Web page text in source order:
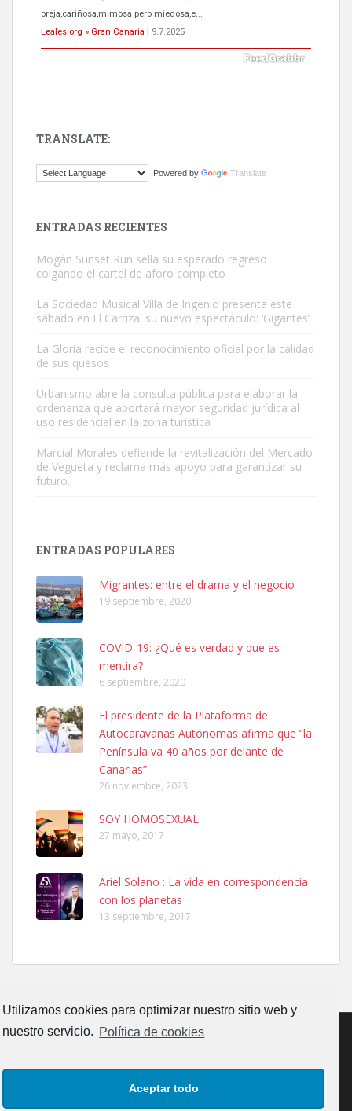
Utilizamos cookies para optimizar nuestro sitio web y
nuestro servicio. Política de cookies
Aceptar todo
próximos días, ella incluida...
Leales.org » Gran Canaria
9.7.2025
Este gato macho ha aparecido en la calle hace menos de un mes,
Busco adopción responsable para mi perra. Pastor alemán,
Leales.org » Gran Canaria | 6.7.2025
Leales.org » Gran Canaria
Ninfa perdida
El día 5 se los perdió una ninfa papillera, asustada tiene miedo a la
calle, se perdió por la zon...
Leales.org » Gran Canaria
6.7.2025
Adopcion
Busco casa de acogida para mi perrita ya que por temas de trabajo
no la puedo tener. Solo gente r...
Gata joven encontrada
Gata joven encontrada en zona calle San Bernardo de Las Palmas
TRANSLATE:
Powered by Translate
ENTRADAS RECIENTES
Mogán Sunset Run sella su esperado regreso
colgando el cartel de aforo completo
La Sociedad Musical Villa de Ingenio presenta este
sábado en El Carrizal su nuevo espectáculo: ‘Gigantes’
La Gloria recibe el reconocimiento oficial por la calidad
de sus quesos
Urbanismo abre la consulta pública para elaborar la
ordenanza que aportará mayor seguridad jurídica al
uso residencial en la zona turística
Marcial Morales defiende la revitalización del Mercado
de Vegueta y reclama más apoyo para garantizar su
futuro.
ENTRADAS POPULARES
Migrantes: entre el drama y el negocio
19 septiembre, 2020
COVID-19: ¿Qué es verdad y que es
mentira?
6 septiembre, 2020
El presidente de la Plataforma de
Autocaravanas Autónomas afirma que “la
Península va 40 años por delante de
Canarias”
26 noviembre, 2023
SOY HOMOSEXUAL
27 mayo, 2017
Ariel Solano : La vida en correspondencia
con los planetas
13 septiembre, 2017